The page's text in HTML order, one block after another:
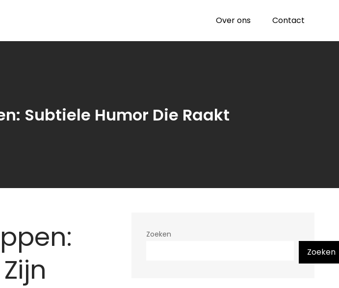
Over ons Contact
Subtiele Humor Die Raakt
Zoeken
Zoeken